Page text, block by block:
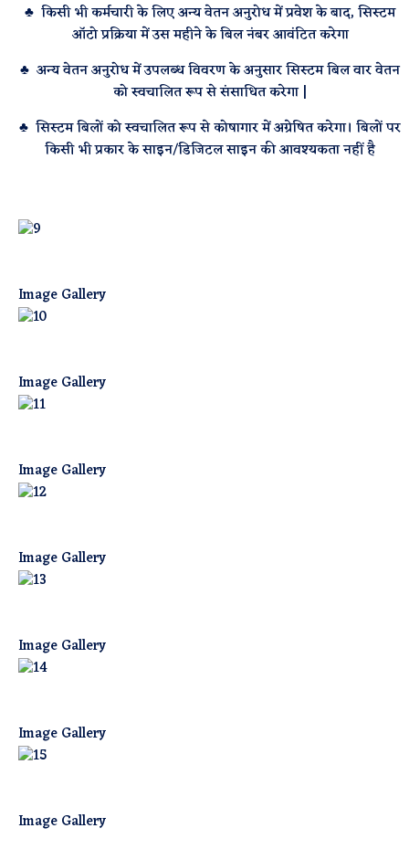
♣ किसी भी कर्मचारी के लिए अन्य वेतन अनुरोध में प्रवेश के बाद, सिस्टम
ऑटो प्रक्रिया में उस महीने के बिल नंबर आवंटित करेगा
♣ अन्य वेतन अनुरोध में उपलब्ध विवरण के अनुसार सिस्टम बिल वार वेतन
को स्वचालित रूप से संसाधित करेगा |
♣ सिस्टम बिलों को स्वचालित रूप से कोषागार में अग्रेषित करेगा। बिलों पर
किसी भी प्रकार के साइन/डिजिटल साइन की आवश्यकता नहीं है
Image Gallery
Image Gallery
Image Gallery
Image Gallery
Image Gallery
Image Gallery
Image Gallery